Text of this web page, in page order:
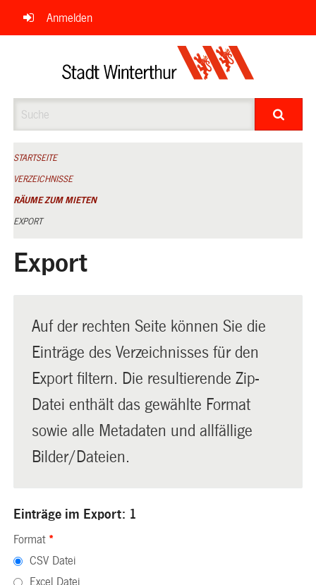
Navigation
überspringen
Anmelden
STARTSEITE
VERZEICHNISSE
RÄUME ZUM MIETEN
EXPORT
Export
Auf der rechten Seite können Sie die
Einträge des Verzeichnisses für den
Export filtern. Die resultierende Zip-
Datei enthält das gewählte Format
sowie alle Metadaten und allfällige
Bilder/Dateien.
Einträge im Export: 1
Format *
CSV Datei
Excel Datei